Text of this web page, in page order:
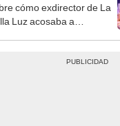
cómo exdirector de La
Luz acosaba a